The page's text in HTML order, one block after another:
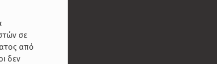
σε
από
δεν